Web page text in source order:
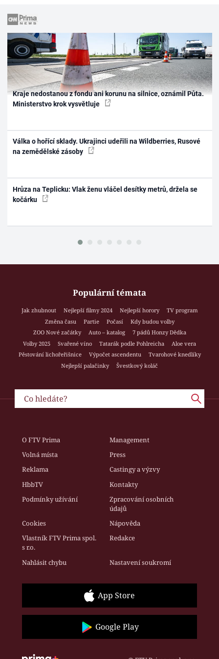
Kraje nedostanou z fondu ani korunu na silnice, oznámil Půta.
Ministerstvo krok vysvětluje
Válka o hořící sklady. Ukrajinci udeřili na Wildberries, Rusové
na zemědělské zásoby
Hrůza na Teplicku: Vlak ženu vláčel desítky metrů, držela se
kočárku
Populární témata
Jak zhubnout Nejlepší filmy 2024 Nejlepší horory
TV program
Změna času
Partie Počasí
Kdy budou volby
ZOO Nové začátky
Auto – katalog
7 pádů Honzy Dědka
Volby 2025
Svařené víno Tatarák podle Pohlreicha
Aloe vera
Pěstování lichořeřišnice
Výpočet ascendentu
Tvarohové knedlíky
Nejlepší palačinky
Švestkový koláč
O FTV Prima
Management
Volná místa
Press
Reklama
Castingy a výzvy
HbbTV
Kontakty
Podmínky užívání
Zpracování osobních
údajů
Cookies
Nápověda
Vlastník FTV Prima spol.
s r.o.
Redakce
Nahlásit chybu Nastavení soukromí
App Store
Google Play